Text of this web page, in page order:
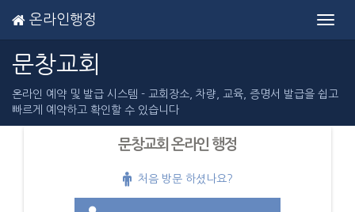
온라인행정
문창교회
온라인 예약 및 발급 시스템 - 교회장소, 차량, 교육, 증명서 발급을 쉽고
빠르게 예약하고 확인할 수 있습니다
문창교회 온라인 행정
처음 방문 하셨나요?